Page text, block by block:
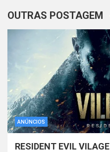
OUTRAS POSTAGEM
ANÚNCIOS
RESIDENT EVIL VILAGE